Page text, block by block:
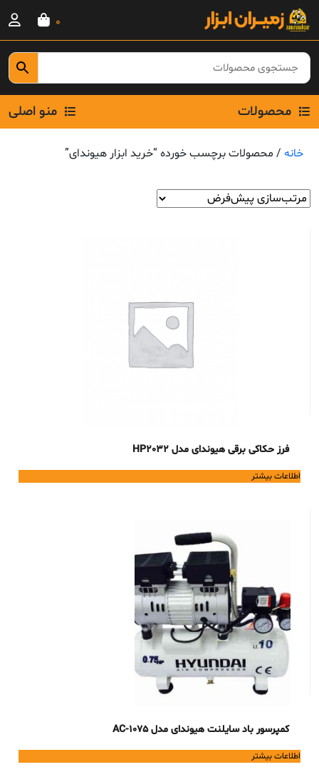
Skip
content
0
محصولات منو اصلی
خانه / محصولات برچسب خورده “خرید ابزار هیوندای”
فرز حکاکی برقی هیوندای مدل HP2032
اطلاعات بیشتر
کمپرسور باد سایلنت هیوندای مدل 1075-AC
اطلاعات بیشتر